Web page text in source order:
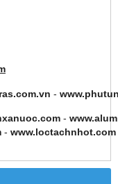
-
-
- www.loctachnhot.com